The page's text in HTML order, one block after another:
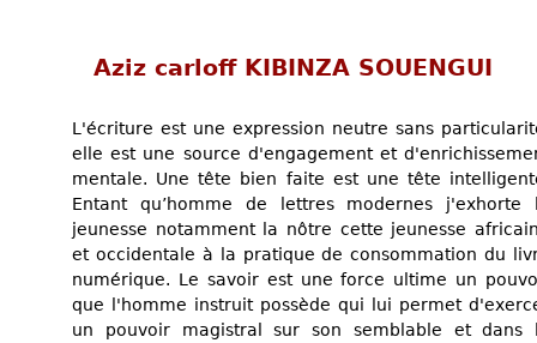
Aziz carloff KIBINZA SOUENGUI
L'écriture est une expression neutre sans
elle est une source d'engagement et
mentale. Une tête bien faite est une tête
Entant qu’homme de lettres modernes j'exhorte
jeunesse notamment la nôtre cette jeunesse
et occidentale à la pratique de consommation du
numérique. Le savoir est une force ultime un
que l'homme instruit possède qui lui permet
un pouvoir magistral sur son semblable et dans